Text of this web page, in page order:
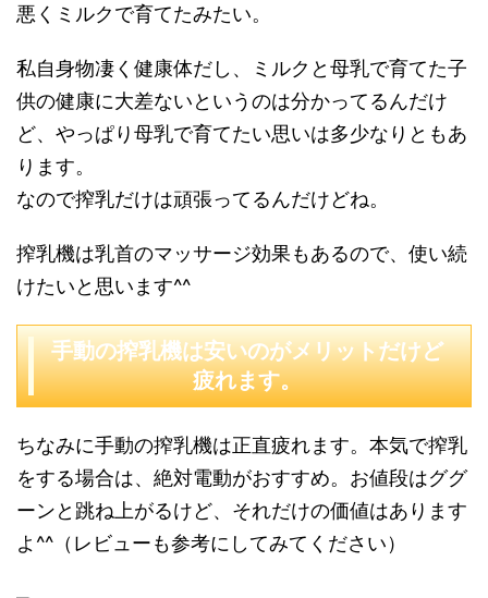
悪くミルクで育てたみたい。
私自身物凄く健康体だし、ミルクと母乳で育てた子
供の健康に大差ないというのは分かってるんだけ
ど、やっぱり母乳で育てたい思いは多少なりともあ
ります。
なので搾乳だけは頑張ってるんだけどね。
搾乳機は乳首のマッサージ効果もあるので、使い続
けたいと思います^^
手動の搾乳機は安いのがメリットだけど
疲れます。
ちなみに手動の搾乳機は正直疲れます。本気で搾乳
をする場合は、絶対電動がおすすめ。お値段はググ
ーンと跳ね上がるけど、それだけの価値はあります
よ^^（レビューも参考にしてみてください）